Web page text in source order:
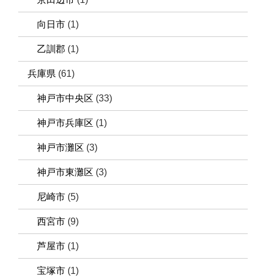
向日市 (1)
乙訓郡 (1)
兵庫県 (61)
神戸市中央区 (33)
神戸市兵庫区 (1)
神戸市灘区 (3)
神戸市東灘区 (3)
尼崎市 (5)
西宮市 (9)
芦屋市 (1)
宝塚市 (1)